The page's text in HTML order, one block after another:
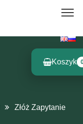
Złóż Zapytanie
Koszyk